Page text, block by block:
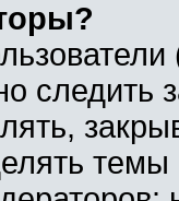
следить